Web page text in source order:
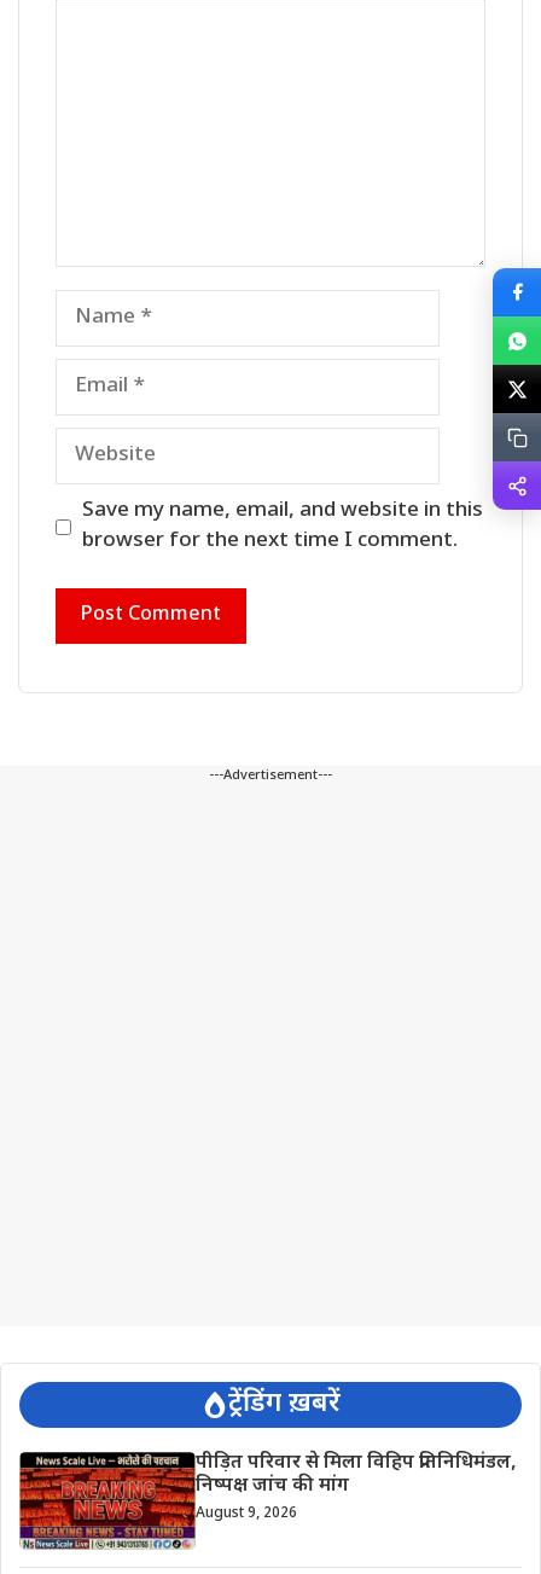
Name
Email
Website
Save my name, email, and website in this
browser for the next time I comment.
---Advertisement---
ट्रेंडिंग ख़बरें
पीड़ित परिवार से मिला विहिप प्रतिनिधिमंडल,
निष्पक्ष जांच की मांग
August 9, 2026